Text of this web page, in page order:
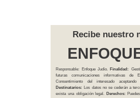
Recibe nuestro
Responsable: Enfoque Judío.Finalidad:
futuras comunicaciones informativas de
Consentimiento del interesado aceptando
Destinatarios: Los datos no se cederán a
exista una obligación legal. Derechos: